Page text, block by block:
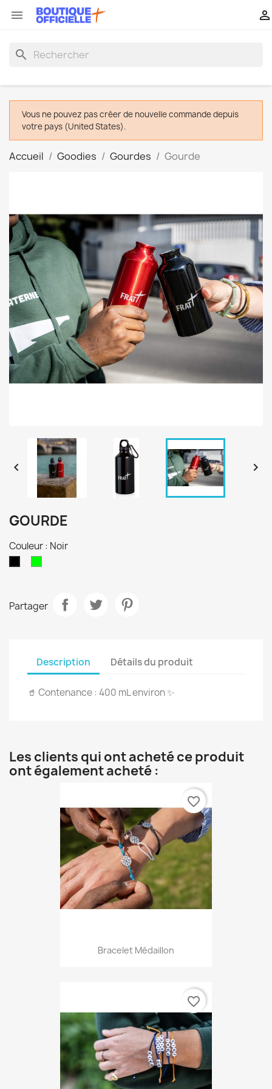
 
search
Vous ne pouvez pas créer de nouvelle commande depuis
votre pays (United States).
Accueil Goodies Gourdes Gourde
 
GOURDE
Couleur : Noir
Partager
Description Détails du produit
🥤 Contenance : 400 mL environ ✨
Les clients qui ont acheté ce produit
ont également acheté :
Bracelet Médaillon
favorite_border
favorite_border